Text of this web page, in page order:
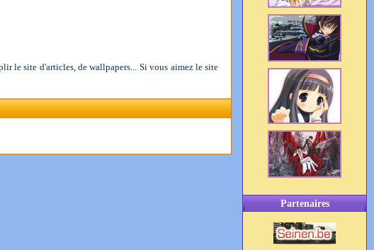
Partenaires
le site d'articles, de wallpapers... Si vous aimez le site